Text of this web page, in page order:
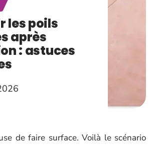
les poils
après
: astuces
de faire surface. Voilà le scénario